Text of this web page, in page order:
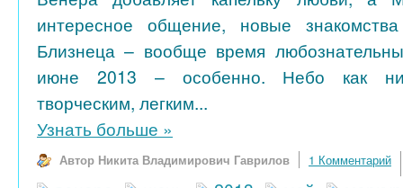
интересное общение, новые
Близнеца – вообще время
июне 2013 – особенно. Небо как
творческим, легким...
Узнать больше »
Автор Никита Владимирович Гаврилов 1 Комментарий